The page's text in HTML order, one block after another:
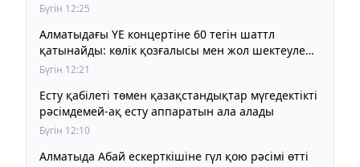
Бүгін 12:25
Алматыдағы YE концертіне 60 тегін шаттл
қатынайды: көлік қозғалысы мен жол шектеулері
қалай ұйымдастырылады
Бүгін 12:21
Есту қабілеті төмен қазақстандықтар мүгедектікті
рәсімдемей-ақ есту аппаратын ала алады
Бүгін 12:10
Алматыда Абай ескерткішіне гүл қою рәсімі өтті